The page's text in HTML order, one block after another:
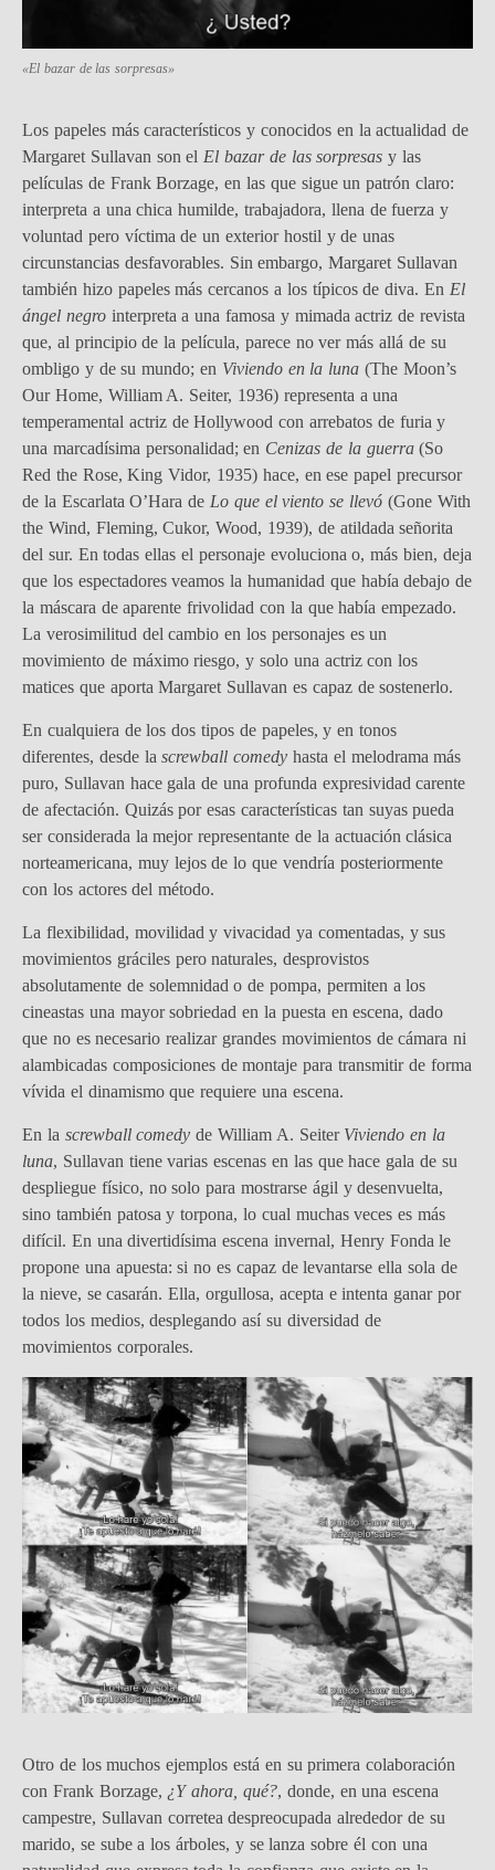
«El bazar de las sorpresas»
Los papeles más característicos y conocidos en la actualidad de
Margaret Sullavan son el El bazar de las sorpresas y las
películas de Frank Borzage, en las que sigue un patrón claro:
interpreta a una chica humilde, trabajadora, llena de fuerza y
voluntad pero víctima de un exterior hostil y de unas
circunstancias desfavorables. Sin embargo, Margaret Sullavan
también hizo papeles más cercanos a los típicos de diva. En El
ángel negrointerpreta a una famosa y mimada actriz de revista
que, al principio de la película, parece no ver más allá de su
ombligo y de su mundo; en Viviendo en la luna (The Moon’s
Our Home, William A. Seiter, 1936) representa a una
temperamental actriz de Hollywood con arrebatos de furia y
una marcadísima personalidad; en Cenizas de la guerra(So
Red the Rose, King Vidor, 1935) hace, en ese papel precursor
de la Escarlata O’Hara de Lo que el viento se llevó (Gone With
the Wind, Fleming, Cukor, Wood, 1939), de atildada señorita
del sur. En todas ellas el personaje evoluciona o, más bien, deja
que los espectadores veamos la humanidad que había debajo de
la máscara de aparente frivolidad con la que había empezado.
La verosimilitud del cambio en los personajes es un
movimiento de máximo riesgo, y solo una actriz con los
matices que aporta Margaret Sullavan es capaz de sostenerlo.
En cualquiera de los dos tipos de papeles, y en tonos
diferentes, desde lascrewball comedy hasta el melodrama más
puro, Sullavan hace gala de una profunda expresividad carente
de afectación. Quizás por esas características tan suyas pueda
ser considerada la mejor representante de la actuación clásica
norteamericana, muy lejos de lo que vendría posteriormente
con los actores del método.
La flexibilidad, movilidad y vivacidad ya comentadas, y sus
movimientos gráciles pero naturales, desprovistos
absolutamente de solemnidad o de pompa, permiten a los
cineastas una mayor sobriedad en la puesta en escena, dado
que no es necesario realizar grandes movimientos de cámara ni
alambicadas composiciones de montaje para transmitir de forma
vívida el dinamismo que requiere una escena.
En la screwball comedy de William A. Seiter Viviendo en la
luna, Sullavan tiene varias escenas en las que hace gala de su
despliegue físico, no solo para mostrarse ágil y desenvuelta,
sino también patosa y torpona, lo cual muchas veces es más
difícil. En una divertidísima escena invernal, Henry Fonda le
propone una apuesta: si no es capaz de levantarse ella sola de
la nieve, se casarán. Ella, orgullosa, acepta e intenta ganar por
todos los medios, desplegando así su diversidad de
movimientos corporales.
Otro de los muchos ejemplos está en su primera colaboración
con Frank Borzage, ¿Y ahora, qué?, donde, en una escena
campestre, Sullavan corretea despreocupada alrededor de su
marido, se sube a los árboles, y se lanza sobre él con una